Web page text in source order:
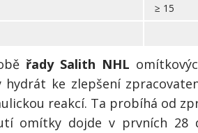
≥ 15
řady Salith NHL
hydrát ke zlepšení
reakcí. Ta probíhá od
omítky dojde v prvních 28